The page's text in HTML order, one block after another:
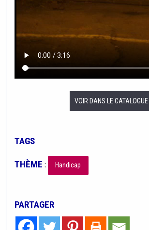
VOIR DANS LE
TAGS
THÈME : Handicap
PARTAGER